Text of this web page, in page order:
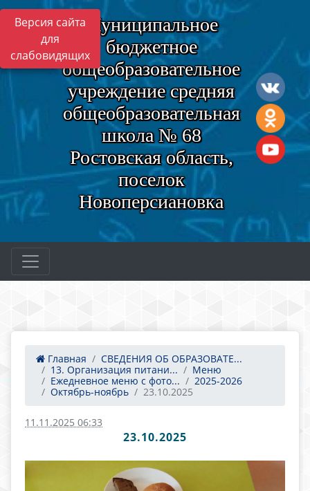
Версия сайта
для
слабовидящих
Муниципальное
бюджетное
общеобразовательное
учреждение средняя
общеобразовательная
школа № 68
Ростовская область,
поселок
Новоперсиановка
Главная
СВЕДЕНИЯ ОБ ОБРАЗОВАТЕ...
13. Организация питани...
Меню
Ежедневное меню с фото...
2025-2026
Октябрь-ноябрь
23.10.2025
11.11.2025 06:33
23.10.2025